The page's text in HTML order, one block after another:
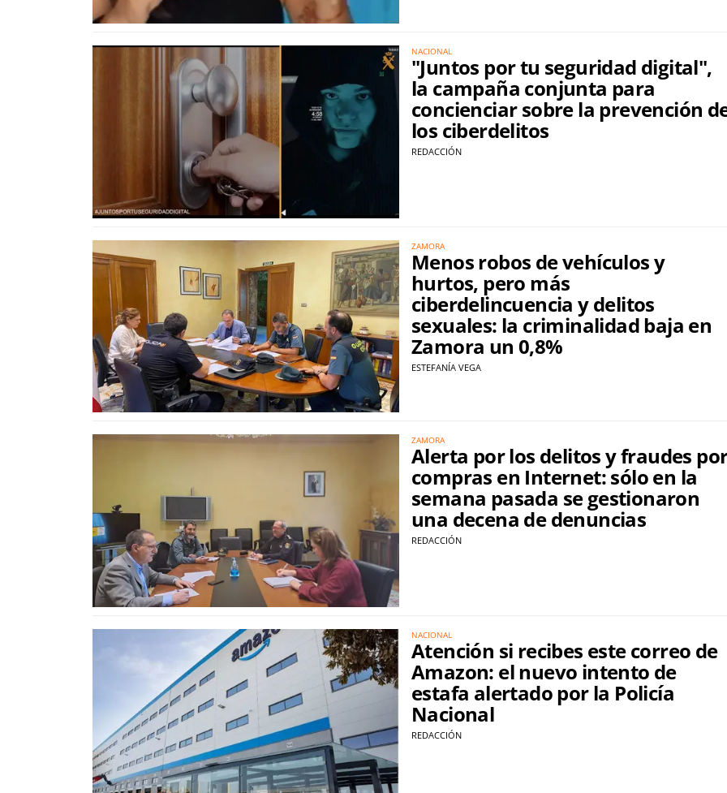
NACIONAL
"Juntos por tu seguridad digital",
la campaña conjunta para
concienciar sobre la prevención
los ciberdelitos
REDACCIÓN
ZAMORA
Menos robos de vehículos y
hurtos, pero más
ciberdelincuencia y delitos
sexuales: la criminalidad baja en
Zamora un 0,8%
ESTEFANÍA VEGA
ZAMORA
Alerta por los delitos y fraudes
compras en Internet: sólo en la
semana pasada se gestionaron
una decena de denuncias
REDACCIÓN
NACIONAL
Atención si recibes este correo de
Amazon: el nuevo intento de
estafa alertado por la Policía
Nacional
REDACCIÓN